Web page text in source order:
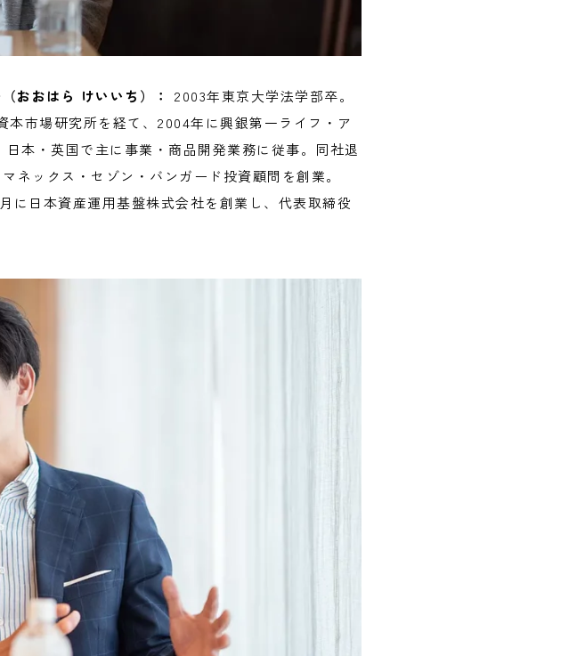
おおはら けいいち）： 2003年東京大学法学部卒。
市場研究所を経て、2004年に興銀第一ライフ・ア
本・英国で主に事業・商品開発業務に従事。同社退
ネックス・セゾン・バンガード投資顧問を創業。
に日本資産運用基盤株式会社を創業し、代表取締役